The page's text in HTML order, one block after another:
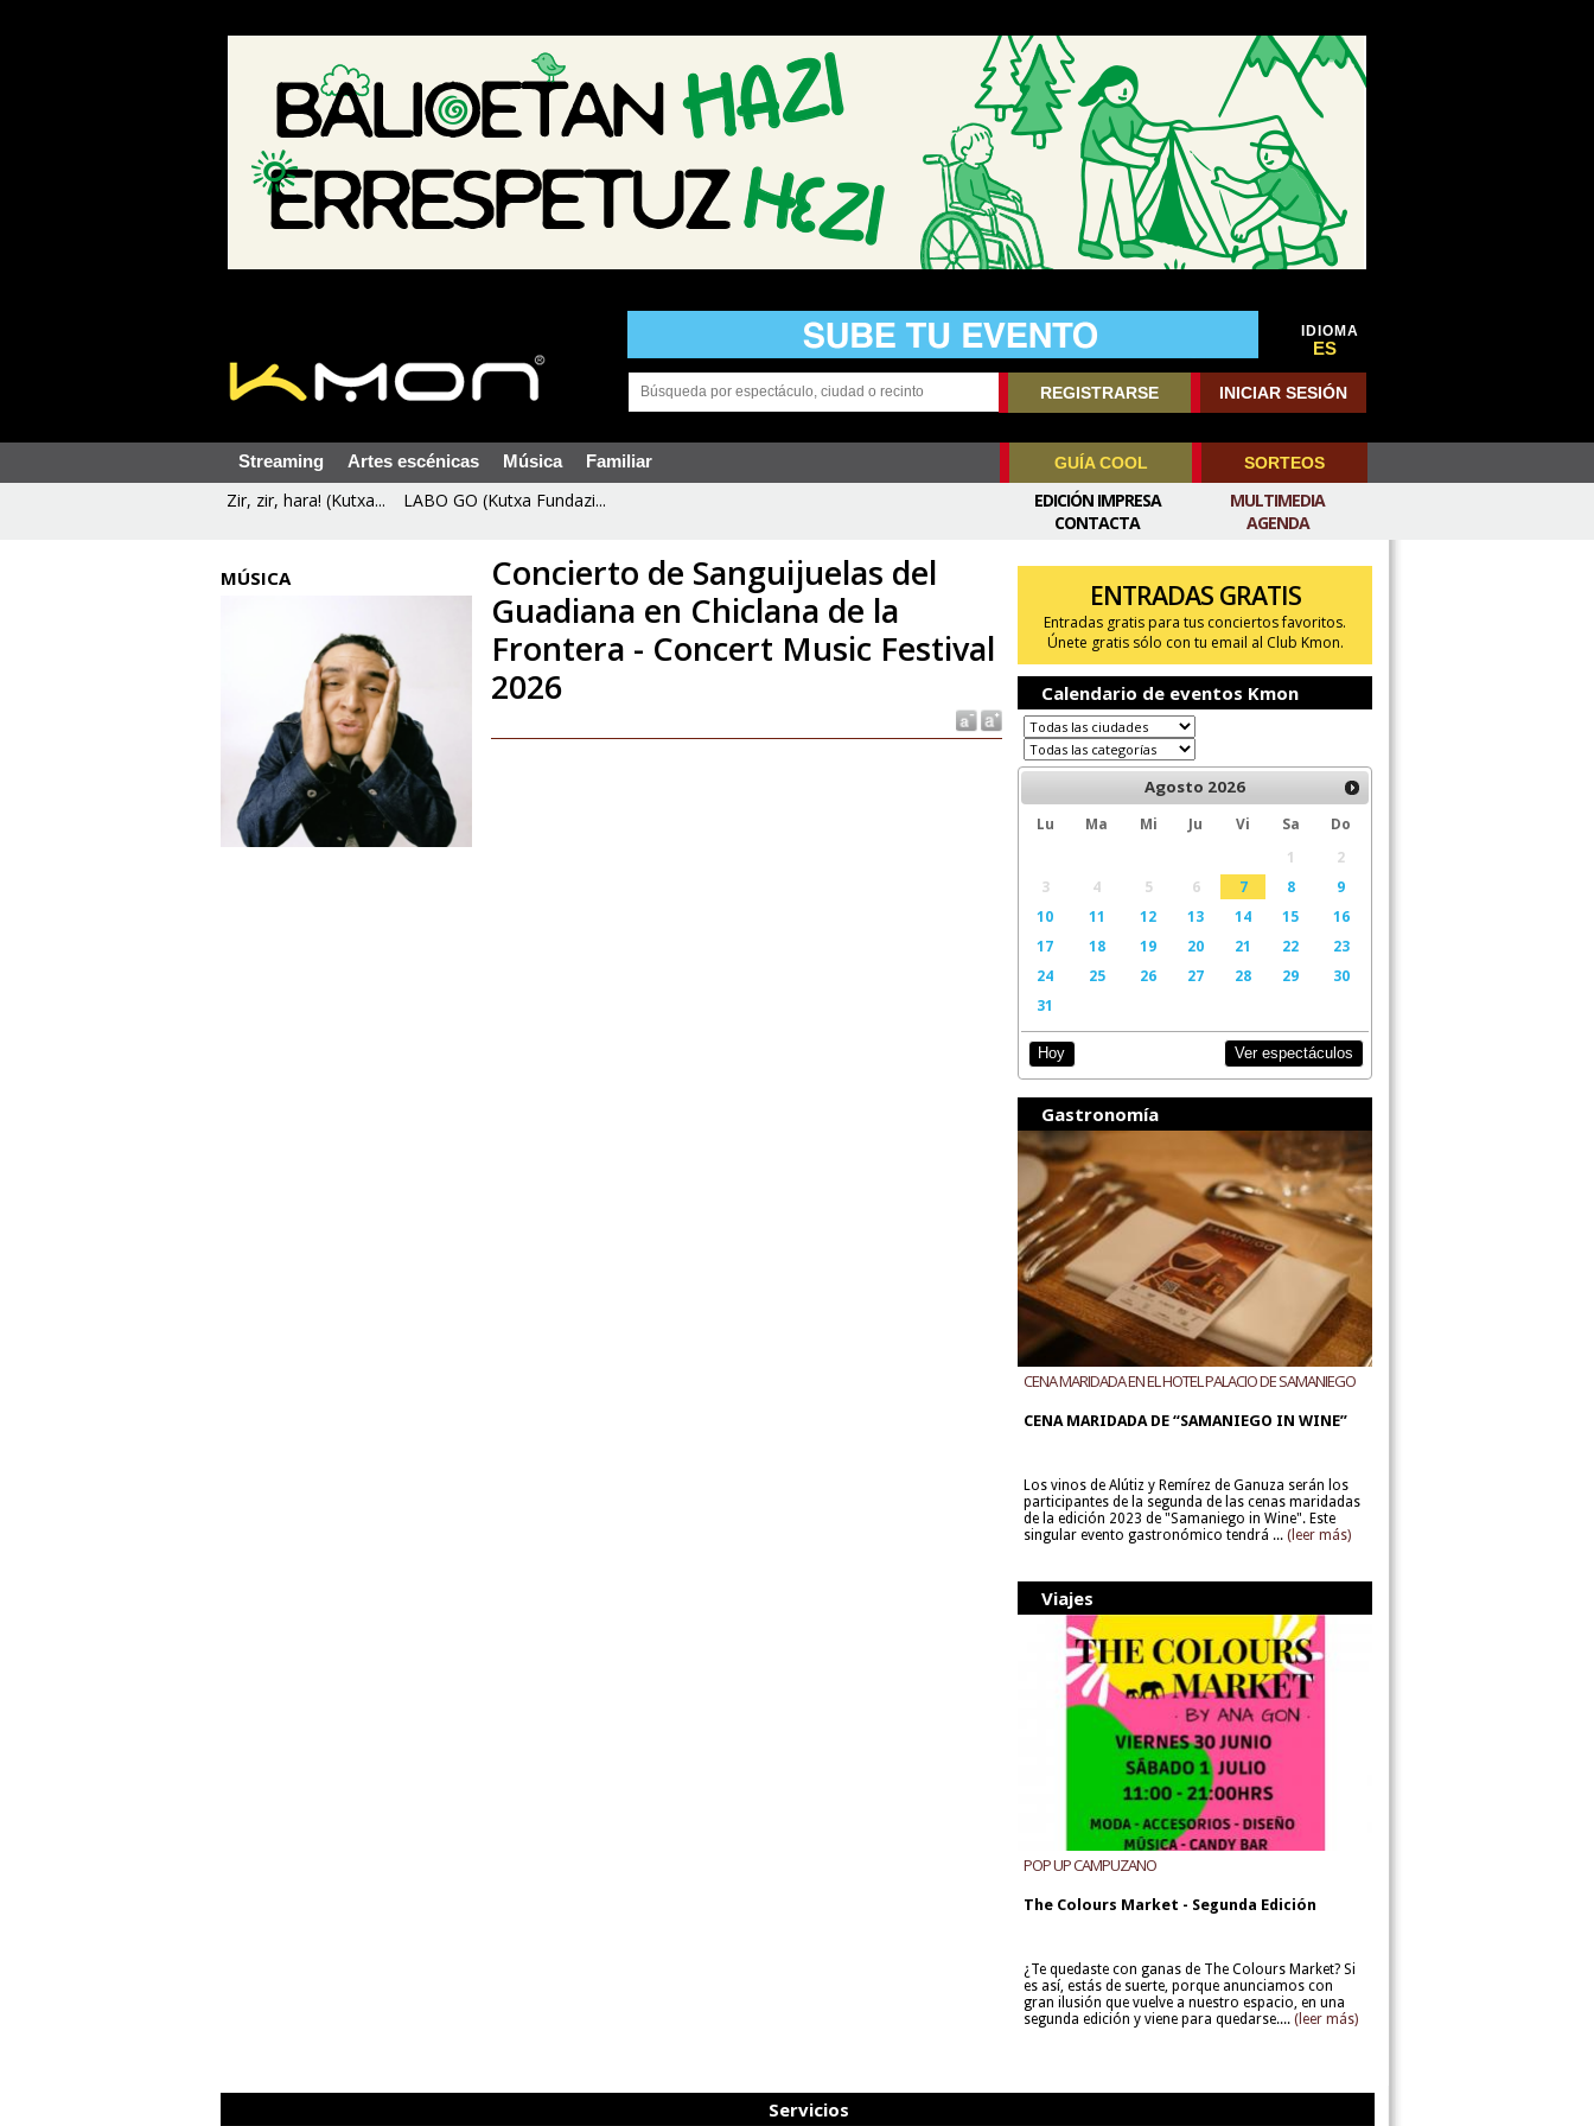
IDIOMA
ES
REGISTRARSE INICIAR SESIÓN
Streaming Artes escénicas Música Familiar GUÍA COOL SORTEOS
Zir, zir, hara! (Kutxa... LABO GO (Kutxa Fundazi...
MULTIMEDIA
AGENDA
EDICIÓN IMPRESA
CONTACTA
MÚSICA
Concierto de Sanguijuelas del
Guadiana en Chiclana de la
Frontera - Concert Music Festival
2026
ENTRADAS GRATIS
Entradas gratis para tus conciertos favoritos.
Únete gratis sólo con tu email al Club Kmon.
Calendario de eventos Kmon
Agosto 2026
Lu Ma Mi Ju Vi Sa
Do
1
2
3
4 5 6 7 8
9
10
11 12 13 14 15
16
17
18 19 20 21 22
23
24
25 26 27 28 29
30
31
Hoy Ver espectáculos
Gastronomía
CENA MARIDADA EN EL HOTEL PALACIO DE SAMANIEGO
CENA MARIDADA DE “SAMANIEGO IN WINE”
Los vinos de Alútiz y Remírez de Ganuza serán los
participantes de la segunda de las cenas maridadas
de la edición 2023 de "Samaniego in Wine". Este
singular evento gastronómico tendrá ... (leer más)
Viajes
POP UP CAMPUZANO
The Colours Market - Segunda Edición
¿Te quedaste con ganas de The Colours Market? Si
es así, estás de suerte, porque anunciamos con
gran ilusión que vuelve a nuestro espacio, en una
segunda edición y viene para quedarse.... (leer más)
Servicios